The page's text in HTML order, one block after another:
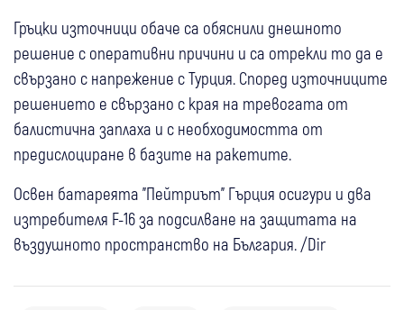
Гръцки източници обаче са обяснили днешното
решение с оперативни причини и са отрекли то да е
свързано с напрежение с Турция. Според източниците
решението е свързано с края на тревогата от
балистична заплаха и с необходимостта от
предислоциране в базите на ракетите.
Освен батареята "Пейтриът" Гърция осигури и два
изтребителя F-16 за подсилване на защитата на
въздушното пространство на България. /Dir